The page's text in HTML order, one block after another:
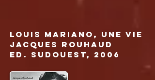
louis mariano , une vie
Jacques rouhaud
Ed. Sudouest, 2006